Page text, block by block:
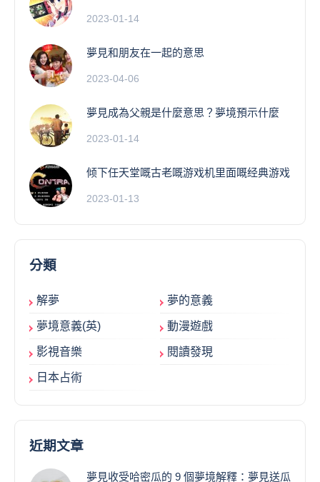
2023-01-14
夢見和朋友在一起的意思
2023-04-06
夢見成為父親是什麼意思？夢境預示什麼
2023-01-14
倾下任天堂嘅古老嘅游戏机里面嘅经典游戏
2023-01-13
分類
解夢 夢的意義
夢境意義(英) 動漫遊戲
影視音樂 閱讀發現
日本占術
近期文章
夢見收受哈密瓜的 9 個夢境解釋：夢見送瓜